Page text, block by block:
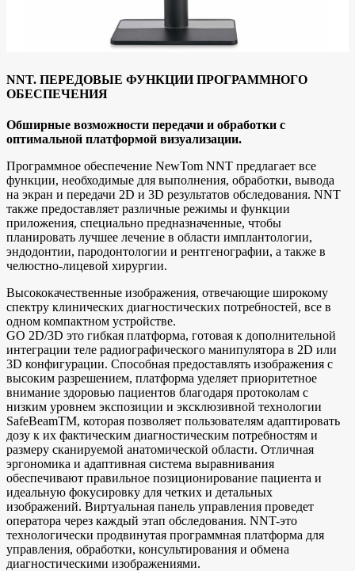
NNT. ПЕРЕДОВЫЕ ФУНКЦИИ ПРОГРАММНОГО
ОБЕСПЕЧЕНИЯ
Обширные возможности передачи и обработки с
оптимальной платформой визуализации.
Программное обеспечение NewTom NNT предлагает все
функции, необходимые для выполнения, обработки, вывода
на экран и передачи 2D и 3D результатов обследования. NNT
также предоставляет различные режимы и функции
приложения, специально предназначенные, чтобы
планировать лучшее лечение в области имплантологии,
эндодонтии, пародонтологии и рентгенографии, а также в
челюстно-лицевой хирургии.
Высококачественные изображения, отвечающие широкому
спектру клинических диагностических потребностей, все в
одном компактном устройстве.
GO 2D/3D это гибкая платформа, готовая к дополнительной
интеграции теле радиографического манипулятора в 2D или
3D конфигурации. Способная предоставлять изображения с
высоким разрешением, платформа уделяет приоритетное
внимание здоровью пациентов благодаря протоколам с
низким уровнем экспозиции и эксклюзивной технологии
SafeBeamTM, которая позволяет пользователям адаптировать
дозу к их фактическим диагностическим потребностям и
размеру сканируемой анатомической области. Отличная
эргономика и адаптивная система выравнивания
обеспечивают правильное позиционирование пациента и
идеальную фокусировку для четких и детальных
изображений. Виртуальная панель управления проведет
оператора через каждый этап обследования. NNT-это
технологически продвинутая программная платформа для
управления, обработки, консультирования и обмена
диагностическими изображениями.